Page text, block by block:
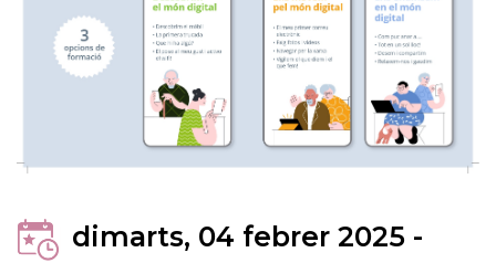
dimarts, 04 febrer 2025 -